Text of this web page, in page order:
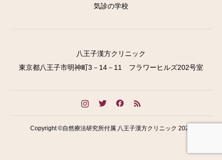
気診の学校
八王子漢方クリニック
東京都八王子市明神町3－14－11 フラワーヒルズ202号室
Copyright ©自然療法研究所付属 八王子漢方クリニック 2023